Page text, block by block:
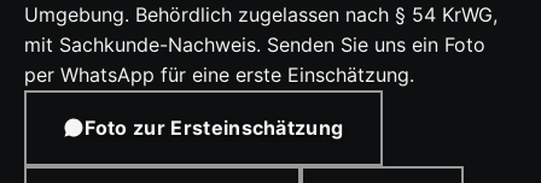
Umgebung. Behördlich zugelassen nach § 54 KrWG,
mit Sachkunde-Nachweis. Senden Sie uns ein Foto
per WhatsApp für eine erste Einschätzung.
Foto zur Ersteinschätzung